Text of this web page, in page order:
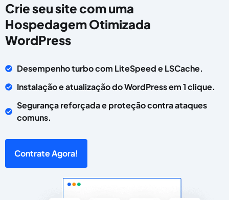
Crie seu site com uma
Hospedagem Otimizada
WordPress
Desempenho turbo com LiteSpeed e LSCache.
Instalação e atualização do WordPress em 1 clique.
Segurança reforçada e proteção contra ataques
comuns.
Contrate Agora!